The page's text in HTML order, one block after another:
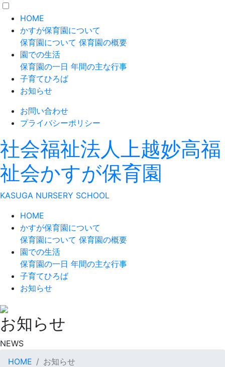
HOME
かすが保育園について
保育園について 保育園の概要
園での生活
保育園の一日 年間の主な行事
子育てひろば
お知らせ
お問い合わせ
プライバシーポリシー
社会福祉法人上越妙高福
祉会かすが保育園
KASUGA NURSERY SCHOOL
HOME
かすが保育園について
保育園について 保育園の概要
園での生活
保育園の一日 年間の主な行事
子育てひろば
お知らせ
お知らせ
NEWS
HOME
お知らせ